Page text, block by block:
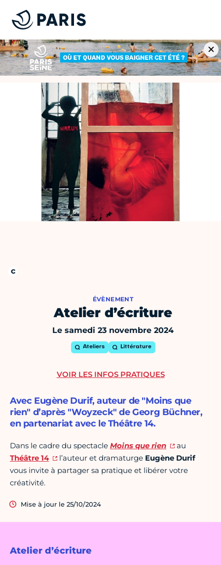
ÉVÈNEMENT
Atelier d’écriture
Le samedi 23 novembre 2024
Ateliers Littérature
Atelier d’écriture
Avec Eugène Durif, auteur de "Moins que
rien" d’après "Woyzeck" de Georg Büchner,
en partenariat avec le Théâtre 14.
Dans le cadre du spectacle Moins que rien
au
Théâtre 14
l’auteur et dramaturge Eugène Durif
vous invite à partager sa pratique et libérer votre
créativité.
Mise à jour le 25/10/2024
VOIR LES INFOS PRATIQUES